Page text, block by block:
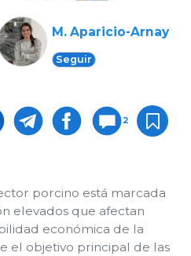
M. Aparicio-Arnay
Seguir
2
porcino está marcada
elevados que afectan
económica de la
el objetivo principal de las